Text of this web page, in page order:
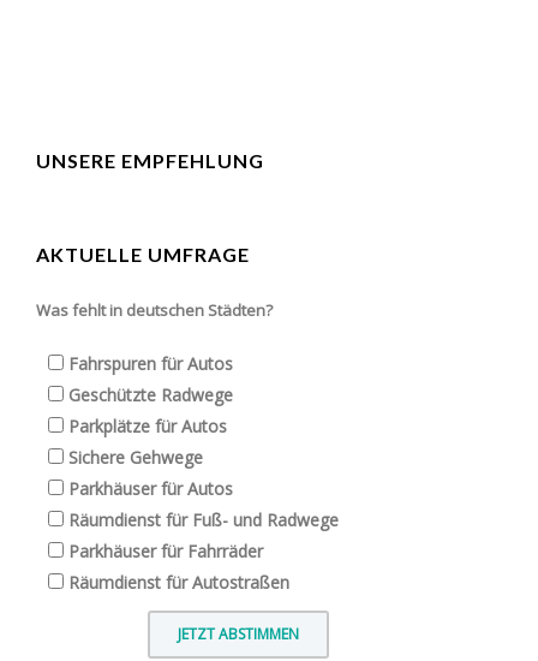
UNSERE EMPFEHLUNG
AKTUELLE UMFRAGE
Was fehlt in deutschen Städten?
Fahrspuren für Autos
Geschützte Radwege
Parkplätze für Autos
Sichere Gehwege
Parkhäuser für Autos
Räumdienst für Fuß- und Radwege
Parkhäuser für Fahrräder
Räumdienst für Autostraßen